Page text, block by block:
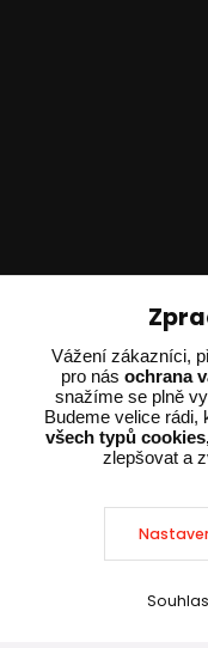
Ing. Adam
+420 602
(Po-Pá
2025 © Dvorak-
Vážení zákazníci,
pro nás ochrana
snažíme se plně
Budeme velice rádi,
všech typů
zlepšovat a